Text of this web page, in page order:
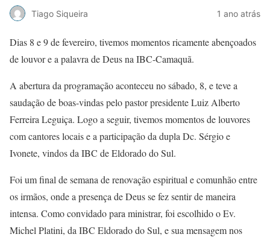
Tiago Siqueira 1 ano atrás
Dias 8 e 9 de fevereiro, tivemos momentos ricamente abençoados
de louvor e a palavra de Deus na IBC-Camaquã.
A abertura da programação aconteceu no sábado, 8, e teve a
saudação de boas-vindas pelo pastor presidente Luiz Alberto
Ferreira Leguiça. Logo a seguir, tivemos momentos de louvores
com cantores locais e a participação da dupla Dc. Sérgio e
Ivonete, vindos da IBC de Eldorado do Sul.
Foi um final de semana de renovação espiritual e comunhão entre
os irmãos, onde a presença de Deus se fez sentir de maneira
intensa. Como convidado para ministrar, foi escolhido o Ev.
Michel Platini, da IBC Eldorado do Sul, e sua mensagem nos